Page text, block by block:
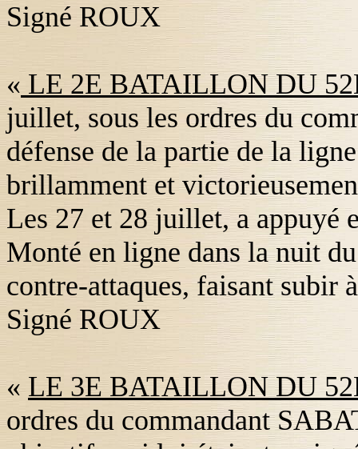
Signé ROUX
« LE 2E BATAILLON DU
juillet, sous les ordres du
défense de la partie de la
brillamment et
Les 27 et 28 juillet, a appuyé
Monté en ligne dans la nuit
contre-attaques, faisant subir
Signé ROUX
« LE 3E BATAILLON DU
ordres du commandant